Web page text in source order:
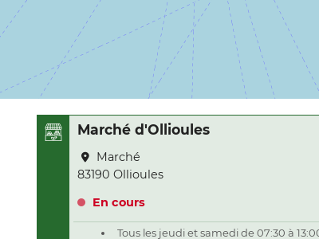
Marché d'Ollioules
Marché
83190 Ollioules
En cours
Tous les jeudi et samedi de 07:30 à